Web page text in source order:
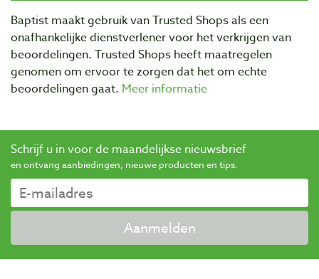
Baptist maakt gebruik van Trusted Shops als een
onafhankelijke dienstverlener voor het verkrijgen van
beoordelingen. Trusted Shops heeft maatregelen
genomen om ervoor te zorgen dat het om echte
beoordelingen gaat. Meer informatie
Schrijf u in voor de maandelijkse nieuwsbrief
en ontvang aanbiedingen, nieuwe producten en tips.
Aanmelden